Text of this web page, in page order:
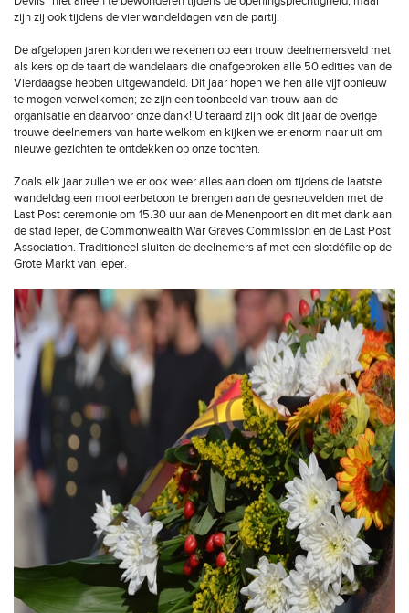
zijn zij ook tijdens de vier wandeldagen van de partij.
De afgelopen jaren konden we rekenen op een trouw deelnemersveld met
als kers op de taart de wandelaars die onafgebroken alle 50 edities van de
Vierdaagse hebben uitgewandeld. Dit jaar hopen we hen alle vijf opnieuw
te mogen verwelkomen; ze zijn een toonbeeld van trouw aan de
organisatie en daarvoor onze dank! Uiteraard zijn ook dit jaar de overige
trouwe deelnemers van harte welkom en kijken we er enorm naar uit om
nieuwe gezichten te ontdekken op onze tochten.
Zoals elk jaar zullen we er ook weer alles aan doen om tijdens de laatste
wandeldag een mooi eerbetoon te brengen aan de gesneuvelden met de
Last Post ceremonie om 15.30 uur aan de Menenpoort en dit met dank aan
de stad Ieper, de Commonwealth War Graves Commission en de Last Post
Association. Traditioneel sluiten de deelnemers af met een slotdéfile op de
Grote Markt van Ieper.